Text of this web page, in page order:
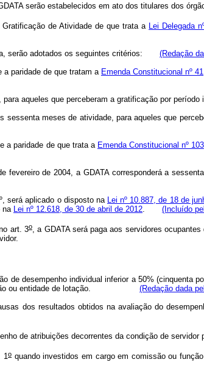
serão estabelecidos em ato dos titulares dos
de Atividade de que trata a Lei Delegada
serão adotados os seguintes critérios: (Redação
a paridade de que tratam a Emenda Constitucional nº
aqueles que perceberam a gratificação por
sessenta meses de atividade, para aqueles que
a paridade de que trata a Emenda Constitucional nº
fevereiro de 2004, a GDATA corresponderá a
será aplicado o disposto na Lei nº 10.887, de 18 de
na Lei nº 12.618, de 30 de abril de 2012. (Incluído
art. 3o, a GDATA será paga aos servidores
desempenho individual inferior a 50% (cinquenta
do órgão ou entidade de lotação. (Redação dada
dos resultados obtidos na avaliação do
de atribuições decorrentes da condição de servidor
1o quando investidos em cargo em comissão ou